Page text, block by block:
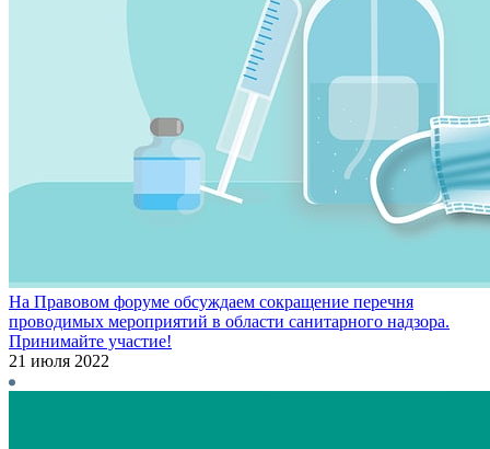
На Правовом форуме обсуждаем сокращение перечня
проводимых мероприятий в области санитарного надзора.
Принимайте участие!
21 июля 2022